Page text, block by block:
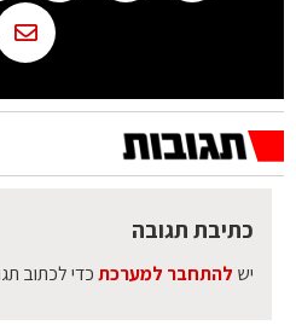
כתיבת תגובה
יש להתחבר למערכתכדי לכתוב